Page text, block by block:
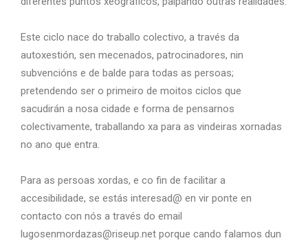
Este ciclo nace do traballo colectivo, a través da
autoxestión, sen mecenados, patrocinadores, nin
subvencións e de balde para todas as persoas;
pretendendo ser o primeiro de moitos ciclos que
sacudirán a nosa cidade e forma de pensarnos
colectivamente, traballando xa para as vindeiras xornadas
no ano que entra.
Para as persoas xordas, e co fin de facilitar a
accesibilidade, se estás interesad@ en vir ponte en
contacto con nós a través do email
lugosenmordazas@riseup.net porque cando falamos dun